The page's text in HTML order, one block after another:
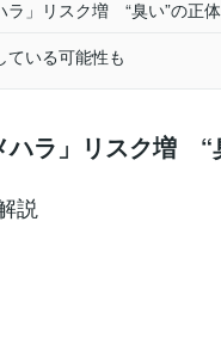
ラ」リスク増 “臭い”の正
ている可能性も
ハラ」リスク増 “
説